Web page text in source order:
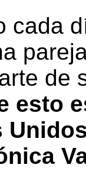
cada
de
esto